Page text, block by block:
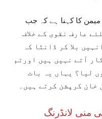
کا کہنا ہے کہ جب
کیلئے عارف نقوی کے خلاف
بلا کر ڈانٹا کہ
آتے نہیں ہیں اورتم
لیا؟ یہاں یہ بات
خان کرپشن کرتے ہیں۔
منی لانڈرنگ